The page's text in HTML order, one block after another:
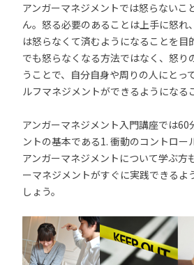
アンガーマネジメントでは怒らないこ
ん。怒る必要のあることは上手に怒れ
は怒らなくて済むようになることを目
でも怒らなくなる方法ではなく、怒り
うことで、自分自身や周りの人にとっ
ルフマネジメントができるようになる
アンガーマネジメント入門講座では60
ントの基本である1. 衝動のコントロー
アンガーマネジメントについて学ぶ方
ーマネジメントがすぐに実践できるよ
しょう。